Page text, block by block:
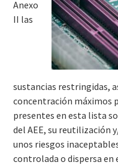
Anexo
II las
sustancias restringidas,
concentración máximos
presentes en esta lista
del AEE, su reutilización
unos riesgos
controlada o dispersa